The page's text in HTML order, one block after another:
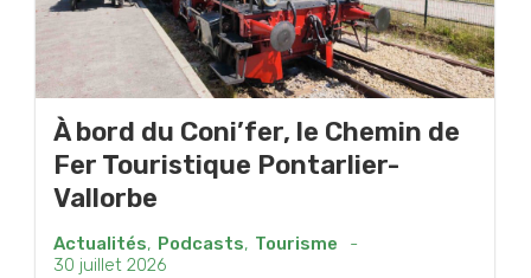
À bord du Coni’fer, le Chemin de
Fer Touristique Pontarlier-
Vallorbe
Actualités, Podcasts, Tourisme
-
30 juillet 2026